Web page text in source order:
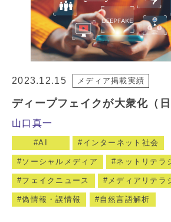
2023.12.15 メディア掲載実績
ディープフェイクが大衆化（日
山口真一
AI インターネット社会
ソーシャルメディア ネットリテラ
フェイクニュース メディアリテラ
偽情報・誤情報 自然言語解析